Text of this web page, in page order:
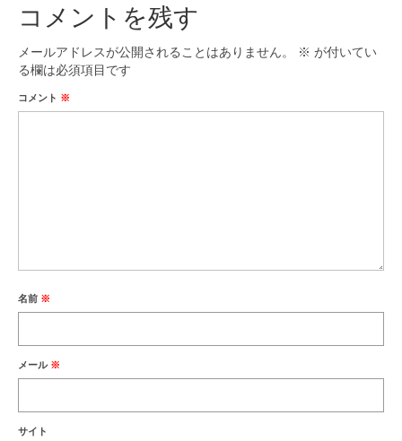
コメントを残す
メールアドレスが公開されることはありません。 ※ が付いてい
る欄は必須項目です
コメント ※
名前 ※
メール ※
サイト